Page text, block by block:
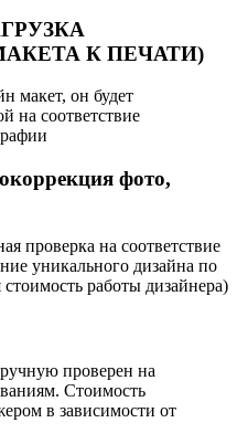
К ПЕЧАТИ)
макет, он будет
на соответствие
фото,
проверка на соответствие
уникального дизайна по
работы дизайнера)
проверен на
Стоимость
в зависимости от